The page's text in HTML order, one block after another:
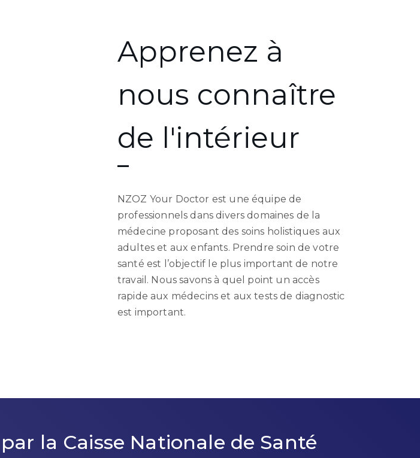
Apprenez à
nous connaître
de l'intérieur
NZOZ Your Doctor est une équipe de
professionnels dans divers domaines de la
médecine proposant des soins holistiques aux
adultes et aux enfants. Prendre soin de votre
santé est l’objectif le plus important de notre
travail. Nous savons à quel point un accès
rapide aux médecins et aux tests de diagnostic
est important.
la Caisse Nationale de Santé